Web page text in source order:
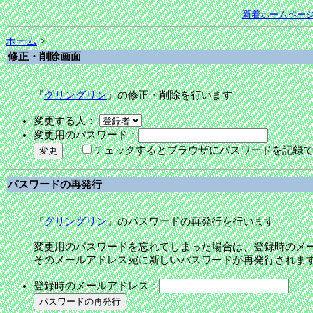
新着ホームペー
ホーム>
修正・削除画面
『グリングリン』の修正・削除を行います
変更する人：
変更用のパスワード：
チェックするとブラウザにパスワードを記録
パスワードの再発行
『グリングリン』のパスワードの再発行を行います
変更用のパスワードを忘れてしまった場合は、登録時のメ
そのメールアドレス宛に新しいパスワードが再発行されま
登録時のメールアドレス：